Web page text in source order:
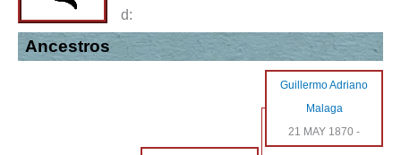
d:
Ancestros
Guillermo Adriano
Malaga
21 MAY 1870 -